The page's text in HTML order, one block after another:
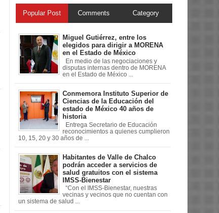
Popular Post Comments Category
Miguel Gutiérrez, entre los
elegidos para dirigir a MORENA
en el Estado de México
En medio de las negociaciones y
disputas internas dentro de MORENA
en el Estado de México ...
Conmemora Instituto Superior de
Ciencias de la Educación del
estado de México 40 años de
historia
Entrega Secretario de Educación
reconocimientos a quienes cumplieron
10, 15, 20 y 30 años de ...
Habitantes de Valle de Chalco
podrán acceder a servicios de
salud gratuitos con el sistema
IMSS-Bienestar
“Con el IMSS-Bienestar, nuestras
vecinas y vecinos que no cuentan con
un sistema de salud ...